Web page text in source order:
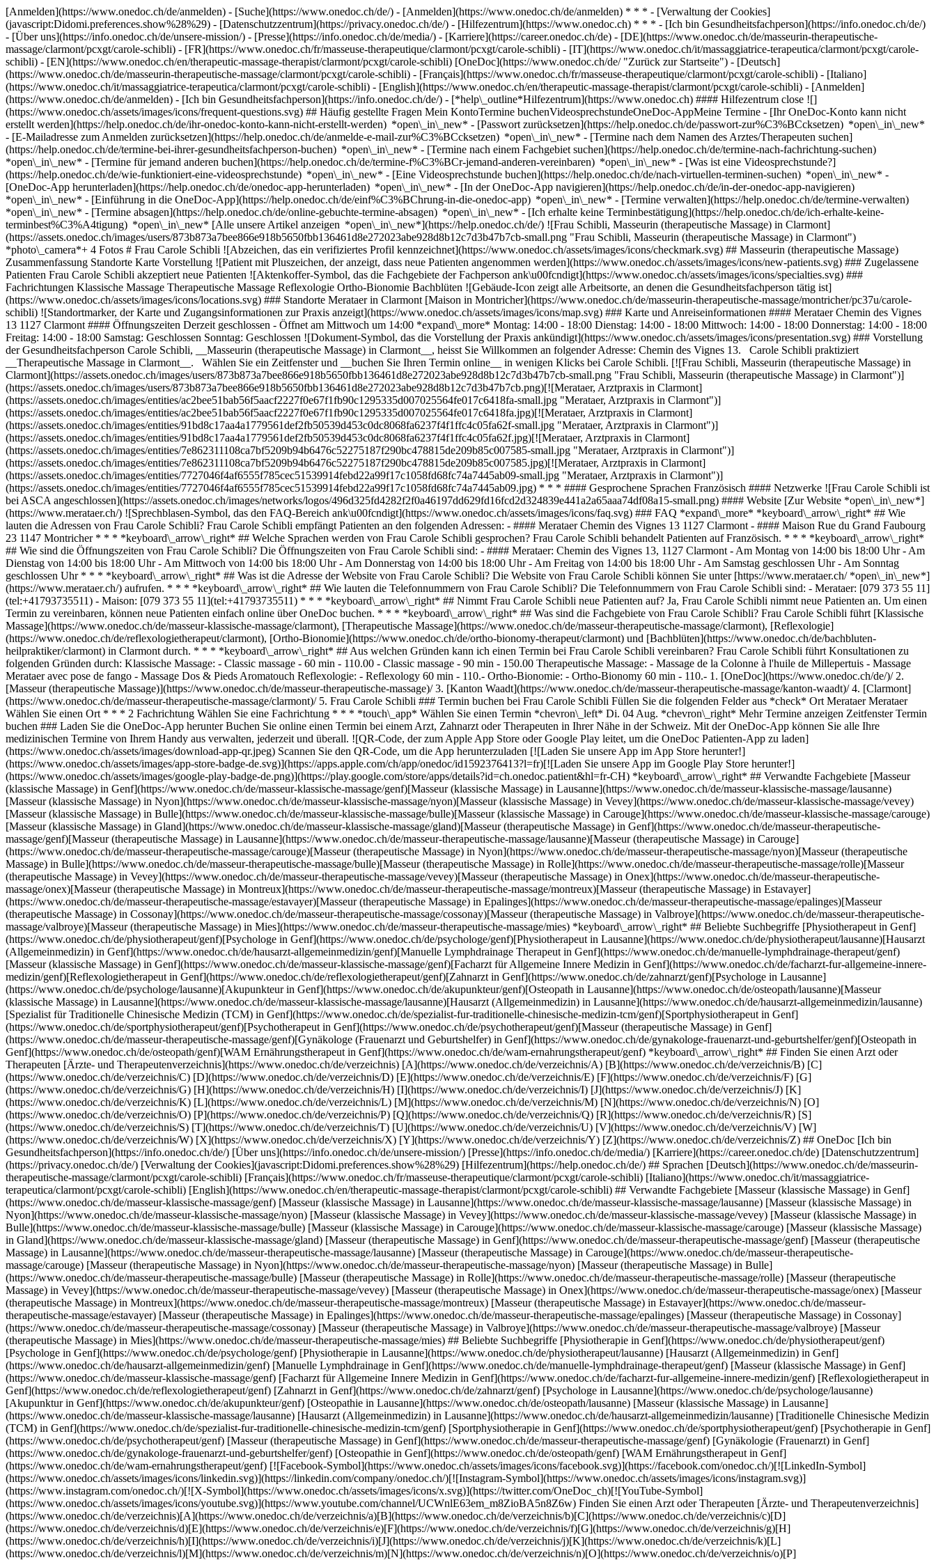
[Anmelden](https://www.onedoc.ch/de/anmelden) - [Suche](https://www.onedoc.ch/de/) - [Anmelden](https://www.onedoc.ch/de/anmelden) * * * - [Verwaltung der Cookies]
(javascript:Didomi.preferences.show%28%29) - [Datenschutzzentrum](https://privacy.onedoc.ch/de/) - [Hilfezentrum](https://www.onedoc.ch) * * * - [Ich bin Gesundheitsfachperson](https://info.onedoc.ch/de/)
- [Über uns](https://info.onedoc.ch/de/unsere-mission/) - [Presse](https://info.onedoc.ch/de/media/) - [Karriere](https://career.onedoc.ch/de) - [DE](https://www.onedoc.ch/de/masseurin-therapeutische-
massage/clarmont/pcxgt/carole-schibli) - [FR](https://www.onedoc.ch/fr/masseuse-therapeutique/clarmont/pcxgt/carole-schibli) - [IT](https://www.onedoc.ch/it/massaggiatrice-terapeutica/clarmont/pcxgt/carole-
schibli) - [EN](https://www.onedoc.ch/en/therapeutic-massage-therapist/clarmont/pcxgt/carole-schibli) [OneDoc](https://www.onedoc.ch/de/ "Zurück zur Startseite") - [Deutsch]
(https://www.onedoc.ch/de/masseurin-therapeutische-massage/clarmont/pcxgt/carole-schibli) - [Français](https://www.onedoc.ch/fr/masseuse-therapeutique/clarmont/pcxgt/carole-schibli) - [Italiano]
(https://www.onedoc.ch/it/massaggiatrice-terapeutica/clarmont/pcxgt/carole-schibli) - [English](https://www.onedoc.ch/en/therapeutic-massage-therapist/clarmont/pcxgt/carole-schibli) - [Anmelden]
(https://www.onedoc.ch/de/anmelden) - [Ich bin Gesundheitsfachperson](https://info.onedoc.ch/de/) - [*help\_outline*Hilfezentrum](https://www.onedoc.ch) #### Hilfezentrum close ![]
(https://www.onedoc.ch/assets/images/icons/frequent-questions.svg) ## Häufig gestellte Fragen Mein KontoTermine buchenVideosprechstundeOneDoc-AppMeine Termine - [Ihr OneDoc-Konto kann nicht
erstellt werden](https://help.onedoc.ch/de/ihr-onedoc-konto-kann-nicht-erstellt-werden) *open\_in\_new* - [Passwort zurücksetzen](https://help.onedoc.ch/de/passwort-zur%C3%BCcksetzen) *open\_in\_new*
- [E-Mailadresse zum Anmelden zurücksetzen](https://help.onedoc.ch/de/anmelde-e-mail-zur%C3%BCcksetzen) *open\_in\_new* - [Termine nach dem Namen des Arztes/Therapeuten suchen]
(https://help.onedoc.ch/de/termine-bei-ihrer-gesundheitsfachperson-buchen) *open\_in\_new* - [Termine nach einem Fachgebiet suchen](https://help.onedoc.ch/de/termine-nach-fachrichtung-suchen)
*open\_in\_new* - [Termine für jemand anderen buchen](https://help.onedoc.ch/de/termine-f%C3%BCr-jemand-anderen-vereinbaren) *open\_in\_new* - [Was ist eine Videosprechstunde?]
(https://help.onedoc.ch/de/wie-funktioniert-eine-videosprechstunde) *open\_in\_new* - [Eine Videosprechstunde buchen](https://help.onedoc.ch/de/nach-virtuellen-terminen-suchen) *open\_in\_new* -
[OneDoc-App herunterladen](https://help.onedoc.ch/de/onedoc-app-herunterladen) *open\_in\_new* - [In der OneDoc-App navigieren](https://help.onedoc.ch/de/in-der-onedoc-app-navigieren)
*open\_in\_new* - [Einführung in die OneDoc-App](https://help.onedoc.ch/de/einf%C3%BChrung-in-die-onedoc-app) *open\_in\_new* - [Termine verwalten](https://help.onedoc.ch/de/termine-verwalten)
*open\_in\_new* - [Termine absagen](https://help.onedoc.ch/de/online-gebuchte-termine-absagen) *open\_in\_new* - [Ich erhalte keine Terminbestätigung](https://help.onedoc.ch/de/ich-erhalte-keine-
terminbest%C3%A4tigung) *open\_in\_new* [Alle unsere Artikel anzeigen *open\_in\_new*](https://help.onedoc.ch/de/) ![Frau Schibli, Masseurin (therapeutische Massage) in Clarmont]
(https://assets.onedoc.ch/images/users/873b873a7bee866e918b5650fbb136461d8e272023abe928d8b12c7d3b47b7cb-small.png "Frau Schibli, Masseurin (therapeutische Massage) in Clarmont")
*photo\_camera*+ 4 Fotos # Frau Carole Schibli ![Abzeichen, das ein verifiziertes Profil kennzeichnet](https://www.onedoc.ch/assets/images/icons/checkmark.svg) ## Masseurin (therapeutische Massage)
Zusammenfassung Standorte Karte Vorstellung ![Patient mit Pluszeichen, der anzeigt, dass neue Patienten angenommen werden](https://www.onedoc.ch/assets/images/icons/new-patients.svg) ### Zugelassene
Patienten Frau Carole Schibli akzeptiert neue Patienten ![Aktenkoffer-Symbol, das die Fachgebiete der Fachperson ank\u00fcndigt](https://www.onedoc.ch/assets/images/icons/specialties.svg) ###
Fachrichtungen Klassische Massage Therapeutische Massage Reflexologie Ortho-Bionomie Bachblüten ![Gebäude-Icon zeigt alle Arbeitsorte, an denen die Gesundheitsfachperson tätig ist]
(https://www.onedoc.ch/assets/images/icons/locations.svg) ### Standorte Merataer in Clarmont [Maison in Montricher](https://www.onedoc.ch/de/masseurin-therapeutische-massage/montricher/pc37u/carole-
schibli) ![Standortmarker, der Karte und Zugangsinformationen zur Praxis anzeigt](https://www.onedoc.ch/assets/images/icons/map.svg) ### Karte und Anreiseinformationen #### Merataer Chemin des Vignes
13 1127 Clarmont #### Öffnungszeiten Derzeit geschlossen - Öffnet am Mittwoch um 14:00 *expand\_more* Montag: 14:00 - 18:00 Dienstag: 14:00 - 18:00 Mittwoch: 14:00 - 18:00 Donnerstag: 14:00 - 18:00
Freitag: 14:00 - 18:00 Samstag: Geschlossen Sonntag: Geschlossen ![Dokument-Symbol, das die Vorstellung der Praxis ankündigt](https://www.onedoc.ch/assets/images/icons/presentation.svg) ### Vorstellung
der Gesundheitsfachperson Carole Schibli, __Masseurin (therapeutische Massage) in Clarmont__, heisst Sie Willkommen an folgender Adresse: Chemin des Vignes 13. Carole Schibli praktiziert
__Therapeutische Massage in Clarmont__. Wählen Sie ein Zeitfenster und __buchen Sie Ihren Termin online__ in wenigen Klicks bei Carole Schibli. [![Frau Schibli, Masseurin (therapeutische Massage) in
Clarmont](https://assets.onedoc.ch/images/users/873b873a7bee866e918b5650fbb136461d8e272023abe928d8b12c7d3b47b7cb-small.png "Frau Schibli, Masseurin (therapeutische Massage) in Clarmont")]
(https://assets.onedoc.ch/images/users/873b873a7bee866e918b5650fbb136461d8e272023abe928d8b12c7d3b47b7cb.png)[![Merataer, Arztpraxis in Clarmont]
(https://assets.onedoc.ch/images/entities/ac2bee51bab56f5aacf2227f0e67f1fb90c1295335d007025564fe017c6418fa-small.jpg "Merataer, Arztpraxis in Clarmont")]
(https://assets.onedoc.ch/images/entities/ac2bee51bab56f5aacf2227f0e67f1fb90c1295335d007025564fe017c6418fa.jpg)[![Merataer, Arztpraxis in Clarmont]
(https://assets.onedoc.ch/images/entities/91bd8c17aa4a1779561def2fb50539d453c0dc8068fa6237f4f1ffc4c05fa62f-small.jpg "Merataer, Arztpraxis in Clarmont")]
(https://assets.onedoc.ch/images/entities/91bd8c17aa4a1779561def2fb50539d453c0dc8068fa6237f4f1ffc4c05fa62f.jpg)[![Merataer, Arztpraxis in Clarmont]
(https://assets.onedoc.ch/images/entities/7e862311108ca7bf5209b94b6476c52275187f290bc478815de209b85c007585-small.jpg "Merataer, Arztpraxis in Clarmont")]
(https://assets.onedoc.ch/images/entities/7e862311108ca7bf5209b94b6476c52275187f290bc478815de209b85c007585.jpg)[![Merataer, Arztpraxis in Clarmont]
(https://assets.onedoc.ch/images/entities/7727046f4af6555f785cec51539914febd22a99f17c1058fd68fc74a7445ab09-small.jpg "Merataer, Arztpraxis in Clarmont")]
(https://assets.onedoc.ch/images/entities/7727046f4af6555f785cec51539914febd22a99f17c1058fd68fc74a7445ab09.jpg) * * * #### Gesprochene Sprachen Französisch #### Netzwerke ![Frau Carole Schibli ist
bei ASCA angeschlossen](https://assets.onedoc.ch/images/networks/logos/496d325fd4282f2f0a46197dd629fd16fcd2d324839e441a2a65aaa74df08a15-small.png) #### Website [Zur Website *open\_in\_new*]
(https://www.merataer.ch/) ![Sprechblasen-Symbol, das den FAQ-Bereich ank\u00fcndigt](https://www.onedoc.ch/assets/images/icons/faq.svg) ### FAQ *expand\_more* *keyboard\_arrow\_right* ## Wie
lauten die Adressen von Frau Carole Schibli? Frau Carole Schibli empfängt Patienten an den folgenden Adressen: - #### Merataer Chemin des Vignes 13 1127 Clarmont - #### Maison Rue du Grand Faubourg
23 1147 Montricher * * * *keyboard\_arrow\_right* ## Welche Sprachen werden von Frau Carole Schibli gesprochen? Frau Carole Schibli behandelt Patienten auf Französisch. * * * *keyboard\_arrow\_right*
## Wie sind die Öffnungszeiten von Frau Carole Schibli? Die Öffnungszeiten von Frau Carole Schibli sind: - #### Merataer: Chemin des Vignes 13, 1127 Clarmont - Am Montag von 14:00 bis 18:00 Uhr - Am
Dienstag von 14:00 bis 18:00 Uhr - Am Mittwoch von 14:00 bis 18:00 Uhr - Am Donnerstag von 14:00 bis 18:00 Uhr - Am Freitag von 14:00 bis 18:00 Uhr - Am Samstag geschlossen Uhr - Am Sonntag
geschlossen Uhr * * * *keyboard\_arrow\_right* ## Was ist die Adresse der Website von Frau Carole Schibli? Die Website von Frau Carole Schibli können Sie unter [https://www.merataer.ch/ *open\_in\_new*]
(https://www.merataer.ch/) aufrufen. * * * *keyboard\_arrow\_right* ## Wie lauten die Telefonnummern von Frau Carole Schibli? Die Telefonnummern von Frau Carole Schibli sind: - Merataer: [079 373 55 11]
(tel:+41793735511) - Maison: [079 373 55 11](tel:+41793735511) * * * *keyboard\_arrow\_right* ## Nimmt Frau Carole Schibli neue Patienten auf? Ja, Frau Carole Schibli nimmt neue Patienten an. Um einen
Termin zu vereinbaren, können neue Patienten einfach online über OneDoc buchen. * * * *keyboard\_arrow\_right* ## Was sind die Fachgebiete von Frau Carole Schibli? Frau Carole Schibli führt [Klassische
Massage](https://www.onedoc.ch/de/masseur-klassische-massage/clarmont), [Therapeutische Massage](https://www.onedoc.ch/de/masseur-therapeutische-massage/clarmont), [Reflexologie]
(https://www.onedoc.ch/de/reflexologietherapeut/clarmont), [Ortho-Bionomie](https://www.onedoc.ch/de/ortho-bionomy-therapeut/clarmont) und [Bachblüten](https://www.onedoc.ch/de/bachbluten-
heilpraktiker/clarmont) in Clarmont durch. * * * *keyboard\_arrow\_right* ## Aus welchen Gründen kann ich einen Termin bei Frau Carole Schibli vereinbaren? Frau Carole Schibli führt Konsultationen zu
folgenden Gründen durch: Klassische Massage: - Classic massage - 60 min - 110.00 - Classic massage - 90 min - 150.00 Therapeutische Massage: - Massage de la Colonne à l'huile de Millepertuis - Massage
Merataer avec pose de fango - Massage Dos & Pieds Aromatouch Reflexologie: - Reflexology 60 min - 110.- Ortho-Bionomie: - Ortho-Bionomy 60 min - 110.- 1. [OneDoc](https://www.onedoc.ch/de/)/ 2. [Masseur (therapeutische Massage)](https://www.onedoc.ch/de/masseur-therapeutische-massage)/ 3. [Kanton Waadt](https://www.onedoc.ch/de/masseur-therapeutische-massage/kanton-waadt)/ 4. [Clarmont](https://www.onedoc.ch/de/masseur-therapeutische-massage/clarmont)/ 5. Frau Carole Schibli ### Termin buchen bei Frau Carole Schibli Füllen Sie die folgenden Felder aus *check* Ort Merataer Merataer Wählen Sie einen Ort * * * 2 Fachrichtung Wählen Sie eine Fachrichtung * * * *touch\_app* Wählen Sie einen Termin *chevron\_left* Di. 04 Aug. *chevron\_right* Mehr Termine anzeigen Zeitfenster Termin buchen ### Laden Sie die OneDoc-App herunter Buchen Sie online einen Termin bei einem Arzt, Zahnarzt oder Therapeuten in Ihrer Nähe in der Schweiz. Mit der OneDoc-App können Sie alle Ihre medizinischen Termine von Ihrem Handy aus verwalten, jederzeit und überall. ![QR-Code, der zum Apple App Store oder Google Play leitet, um die OneDoc Patienten-App zu laden](https://www.onedoc.ch/assets/images/download-app-qr.jpeg) Scannen Sie den QR-Code, um die App herunterzuladen [![Laden Sie unsere App im App Store herunter!](https://www.onedoc.ch/assets/images/app-store-badge-de.svg)](https://apps.apple.com/ch/app/onedoc/id1592376413?l=fr)[![Laden Sie unsere App im Google Play Store herunter!](https://www.onedoc.ch/assets/images/google-play-badge-de.png)](https://play.google.com/store/apps/details?id=ch.onedoc.patient&hl=fr-CH) *keyboard\_arrow\_right* ## Verwandte Fachgebiete [Masseur (klassische Massage) in Genf](https://www.onedoc.ch/de/masseur-klassische-massage/genf)[Masseur (klassische Massage) in Lausanne](https://www.onedoc.ch/de/masseur-klassische-massage/lausanne)[Masseur (klassische Massage) in Nyon](https://www.onedoc.ch/de/masseur-klassische-massage/nyon)[Masseur (klassische Massage) in Vevey](https://www.onedoc.ch/de/masseur-klassische-massage/vevey)[Masseur (klassische Massage) in Bulle](https://www.onedoc.ch/de/masseur-klassische-massage/bulle)[Masseur (klassische Massage) in Carouge](https://www.onedoc.ch/de/masseur-klassische-massage/carouge)[Masseur (klassische Massage) in Gland](https://www.onedoc.ch/de/masseur-klassische-massage/gland)[Masseur (therapeutische Massage) in Genf](https://www.onedoc.ch/de/masseur-therapeutische-massage/genf)[Masseur (therapeutische Massage) in Lausanne](https://www.onedoc.ch/de/masseur-therapeutische-massage/lausanne)[Masseur (therapeutische Massage) in Carouge](https://www.onedoc.ch/de/masseur-therapeutische-massage/carouge)[Masseur (therapeutische Massage) in Nyon](https://www.onedoc.ch/de/masseur-therapeutische-massage/nyon)[Masseur (therapeutische Massage) in Bulle](https://www.onedoc.ch/de/masseur-therapeutische-massage/bulle)[Masseur (therapeutische Massage) in Rolle](https://www.onedoc.ch/de/masseur-therapeutische-massage/rolle)[Masseur (therapeutische Massage) in Vevey](https://www.onedoc.ch/de/masseur-therapeutische-massage/vevey)[Masseur (therapeutische Massage) in Onex](https://www.onedoc.ch/de/masseur-therapeutische-massage/onex)[Masseur (therapeutische Massage) in Montreux](https://www.onedoc.ch/de/masseur-therapeutische-massage/montreux)[Masseur (therapeutische Massage) in Estavayer](https://www.onedoc.ch/de/masseur-therapeutische-massage/estavayer)[Masseur (therapeutische Massage) in Epalinges](https://www.onedoc.ch/de/masseur-therapeutische-massage/epalinges)[Masseur (therapeutische Massage) in Cossonay](https://www.onedoc.ch/de/masseur-therapeutische-massage/cossonay)[Masseur (therapeutische Massage) in Valbroye](https://www.onedoc.ch/de/masseur-therapeutische-massage/valbroye)[Masseur (therapeutische Massage) in Mies](https://www.onedoc.ch/de/masseur-therapeutische-massage/mies) *keyboard\_arrow\_right* ## Beliebte Suchbegriffe [Physiotherapeut in Genf](https://www.onedoc.ch/de/physiotherapeut/genf)[Psychologe in Genf](https://www.onedoc.ch/de/psychologe/genf)[Physiotherapeut in Lausanne](https://www.onedoc.ch/de/physiotherapeut/lausanne)[Hausarzt (Allgemeinmedizin) in Genf](https://www.onedoc.ch/de/hausarzt-allgemeinmedizin/genf)[Manuelle Lymphdrainage Therapeut in Genf](https://www.onedoc.ch/de/manuelle-lymphdrainage-therapeut/genf)[Masseur (klassische Massage) in Genf](https://www.onedoc.ch/de/masseur-klassische-massage/genf)[Facharzt für Allgemeine Innere Medizin in Genf](https://www.onedoc.ch/de/facharzt-fur-allgemeine-innere-medizin/genf)[Reflexologietherapeut in Genf](https://www.onedoc.ch/de/reflexologietherapeut/genf)[Zahnarzt in Genf](https://www.onedoc.ch/de/zahnarzt/genf)[Psychologe in Lausanne](https://www.onedoc.ch/de/psychologe/lausanne)[Akupunkteur in Genf](https://www.onedoc.ch/de/akupunkteur/genf)[Osteopath in Lausanne](https://www.onedoc.ch/de/osteopath/lausanne)[Masseur (klassische Massage) in Lausanne](https://www.onedoc.ch/de/masseur-klassische-massage/lausanne)[Hausarzt (Allgemeinmedizin) in Lausanne](https://www.onedoc.ch/de/hausarzt-allgemeinmedizin/lausanne)[Spezialist für Traditionelle Chinesische Medizin (TCM) in Genf](https://www.onedoc.ch/de/spezialist-fur-traditionelle-chinesische-medizin-tcm/genf)[Sportphysiotherapeut in Genf](https://www.onedoc.ch/de/sportphysiotherapeut/genf)[Psychotherapeut in Genf](https://www.onedoc.ch/de/psychotherapeut/genf)[Masseur (therapeutische Massage) in Genf](https://www.onedoc.ch/de/masseur-therapeutische-massage/genf)[Gynäkologe (Frauenarzt und Geburtshelfer) in Genf](https://www.onedoc.ch/de/gynakologe-frauenarzt-und-geburtshelfer/genf)[Osteopath in Genf](https://www.onedoc.ch/de/osteopath/genf)[WAM Ernährungstherapeut in Genf](https://www.onedoc.ch/de/wam-ernahrungstherapeut/genf) *keyboard\_arrow\_right* ## Finden Sie einen Arzt oder Therapeuten [Ärzte- und Therapeutenverzeichnis](https://www.onedoc.ch/de/verzeichnis) [A](https://www.onedoc.ch/de/verzeichnis/A) [B](https://www.onedoc.ch/de/verzeichnis/B) [C](https://www.onedoc.ch/de/verzeichnis/C) [D](https://www.onedoc.ch/de/verzeichnis/D) [E](https://www.onedoc.ch/de/verzeichnis/E) [F](https://www.onedoc.ch/de/verzeichnis/F) [G](https://www.onedoc.ch/de/verzeichnis/G) [H](https://www.onedoc.ch/de/verzeichnis/H) [I](https://www.onedoc.ch/de/verzeichnis/I) [J](https://www.onedoc.ch/de/verzeichnis/J) [K](https://www.onedoc.ch/de/verzeichnis/K) [L](https://www.onedoc.ch/de/verzeichnis/L) [M](https://www.onedoc.ch/de/verzeichnis/M) [N](https://www.onedoc.ch/de/verzeichnis/N) [O](https://www.onedoc.ch/de/verzeichnis/O) [P](https://www.onedoc.ch/de/verzeichnis/P) [Q](https://www.onedoc.ch/de/verzeichnis/Q) [R](https://www.onedoc.ch/de/verzeichnis/R) [S](https://www.onedoc.ch/de/verzeichnis/S) [T](https://www.onedoc.ch/de/verzeichnis/T) [U](https://www.onedoc.ch/de/verzeichnis/U) [V](https://www.onedoc.ch/de/verzeichnis/V) [W](https://www.onedoc.ch/de/verzeichnis/W) [X](https://www.onedoc.ch/de/verzeichnis/X) [Y](https://www.onedoc.ch/de/verzeichnis/Y) [Z](https://www.onedoc.ch/de/verzeichnis/Z) ## OneDoc [Ich bin Gesundheitsfachperson](https://info.onedoc.ch/de/) [Über uns](https://info.onedoc.ch/de/unsere-mission/) [Presse](https://info.onedoc.ch/de/media/) [Karriere](https://career.onedoc.ch/de) [Datenschutzzentrum](https://privacy.onedoc.ch/de/) [Verwaltung der Cookies](javascript:Didomi.preferences.show%28%29) [Hilfezentrum](https://help.onedoc.ch/de/) ## Sprachen [Deutsch](https://www.onedoc.ch/de/masseurin-therapeutische-massage/clarmont/pcxgt/carole-schibli) [Français](https://www.onedoc.ch/fr/masseuse-therapeutique/clarmont/pcxgt/carole-schibli) [Italiano](https://www.onedoc.ch/it/massaggiatrice-terapeutica/clarmont/pcxgt/carole-schibli) [English](https://www.onedoc.ch/en/therapeutic-massage-therapist/clarmont/pcxgt/carole-schibli) ## Verwandte Fachgebiete [Masseur (klassische Massage) in Genf](https://www.onedoc.ch/de/masseur-klassische-massage/genf) [Masseur (klassische Massage) in Lausanne](https://www.onedoc.ch/de/masseur-klassische-massage/lausanne) [Masseur (klassische Massage) in Nyon](https://www.onedoc.ch/de/masseur-klassische-massage/nyon) [Masseur (klassische Massage) in Vevey](https://www.onedoc.ch/de/masseur-klassische-massage/vevey) [Masseur (klassische Massage) in Bulle](https://www.onedoc.ch/de/masseur-klassische-massage/bulle) [Masseur (klassische Massage) in Carouge](https://www.onedoc.ch/de/masseur-klassische-massage/carouge) [Masseur (klassische Massage) in Gland](https://www.onedoc.ch/de/masseur-klassische-massage/gland) [Masseur (therapeutische Massage) in Genf](https://www.onedoc.ch/de/masseur-therapeutische-massage/genf) [Masseur (therapeutische Massage) in Lausanne](https://www.onedoc.ch/de/masseur-therapeutische-massage/lausanne) [Masseur (therapeutische Massage) in Carouge](https://www.onedoc.ch/de/masseur-therapeutische-massage/carouge) [Masseur (therapeutische Massage) in Nyon](https://www.onedoc.ch/de/masseur-therapeutische-massage/nyon) [Masseur (therapeutische Massage) in Bulle](https://www.onedoc.ch/de/masseur-therapeutische-massage/bulle) [Masseur (therapeutische Massage) in Rolle](https://www.onedoc.ch/de/masseur-therapeutische-massage/rolle) [Masseur (therapeutische Massage) in Vevey](https://www.onedoc.ch/de/masseur-therapeutische-massage/vevey) [Masseur (therapeutische Massage) in Onex](https://www.onedoc.ch/de/masseur-therapeutische-massage/onex) [Masseur (therapeutische Massage) in Montreux](https://www.onedoc.ch/de/masseur-therapeutische-massage/montreux) [Masseur (therapeutische Massage) in Estavayer](https://www.onedoc.ch/de/masseur-therapeutische-massage/estavayer) [Masseur (therapeutische Massage) in Epalinges](https://www.onedoc.ch/de/masseur-therapeutische-massage/epalinges) [Masseur (therapeutische Massage) in Cossonay](https://www.onedoc.ch/de/masseur-therapeutische-massage/cossonay) [Masseur (therapeutische Massage) in Valbroye](https://www.onedoc.ch/de/masseur-therapeutische-massage/valbroye) [Masseur (therapeutische Massage) in Mies](https://www.onedoc.ch/de/ma